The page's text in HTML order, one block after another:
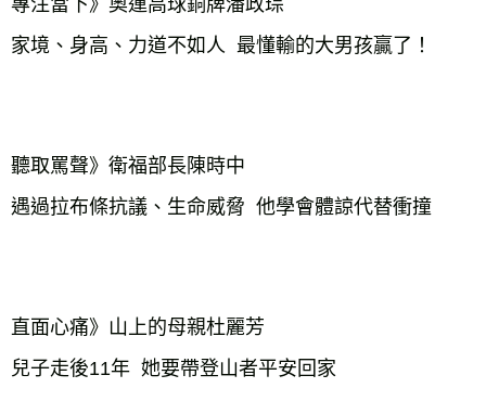
專注當下》奧運高球銅牌潘政琮
家境、身高、力道不如人  最懂輸的大男孩贏了！
聽取罵聲》衛福部長陳時中
遇過拉布條抗議、生命威脅  他學會體諒代替衝撞
直面心痛》山上的母親杜麗芳
兒子走後11年  她要帶登山者平安回家